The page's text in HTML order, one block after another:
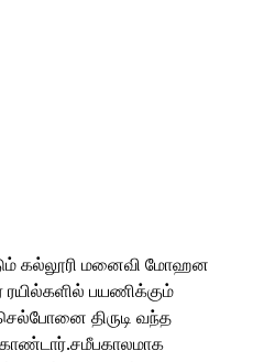
கல்லூரி மனைவி மோஹன
பயணிக்கும்
திருடி வந்த